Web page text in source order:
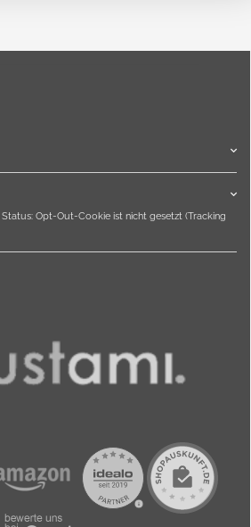
Status: Opt-Out-Cookie ist nicht gesetzt (Tracking